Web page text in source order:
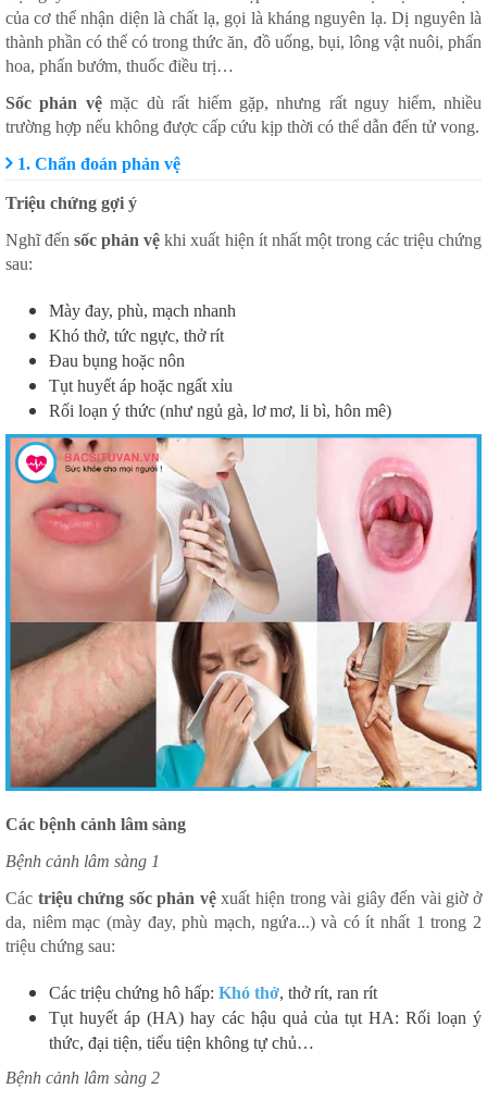
của cơ thể nhận diện là chất lạ, gọi là kháng nguyên lạ. Dị nguyên là
thành phần có thể có trong thức ăn, đồ uống, bụi, lông vật nuôi, phấn
hoa, phấn bướm, thuốc điều trị…
Sốc phản vệmặc dù rất hiếm gặp, nhưng rất nguy hiểm, nhiều
trường hợp nếu không được cấp cứu kịp thời có thể dẫn đến tử vong.
1. Chẩn đoán phản vệ
Triệu chứng gợi ý
Nghĩ đếnsốc phản vệ khi xuất hiện ít nhất một trong các triệu chứng
sau:
Mày đay, phù, mạch nhanh
Khó thở, tức ngực, thở rít
Đau bụng hoặc nôn
Tụt huyết áp hoặc ngất xỉu
Rối loạn ý thức (như ngủ gà, lơ mơ, li bì, hôn mê)
Các bệnh cảnh lâm sàng
Bệnh cảnh lâm sàng 1
Các triệu chứng sốc phản vệxuất hiện trong vài giây đến vài giờ ở
da, niêm mạc (mày đay, phù mạch, ngứa...) và có ít nhất 1 trong 2
triệu chứng sau:
Các triệu chứng hô hấp: Khó thở, thở rít, ran rít
Tụt huyết áp (HA) hay các hậu quả của tụt HA: Rối loạn ý
thức, đại tiện, tiểu tiện không tự chủ…
Bệnh cảnh lâm sàng 2